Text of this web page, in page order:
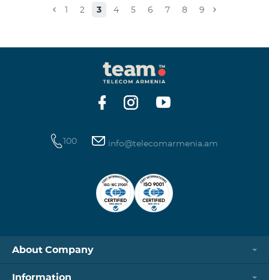
1 2 3 4 5 6 7 8 9
100 info@telecomarmenia.am
About Company
Information